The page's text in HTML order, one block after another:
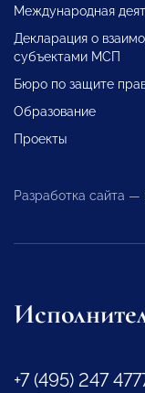
Международная
Декларация о
субъектами МСП
Бюро по защите
Образование
Проекты
Разработка сайта —
+7 (495) 247